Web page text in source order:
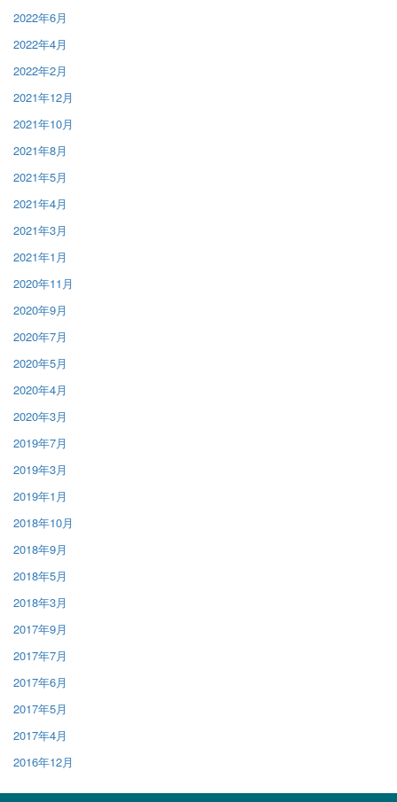
2022年6月
2022年4月
2022年2月
2021年12月
2021年10月
2021年8月
2021年5月
2021年4月
2021年3月
2021年1月
2020年11月
2020年9月
2020年7月
2020年5月
2020年4月
2020年3月
2019年7月
2019年3月
2019年1月
2018年10月
2018年9月
2018年5月
2018年3月
2017年9月
2017年7月
2017年6月
2017年5月
2017年4月
2016年12月